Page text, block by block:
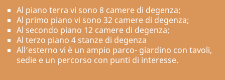
Al piano terra vi sono 8 camere di degenza;
Al primo piano vi sono 32 camere di degenza;
Al secondo piano 12 camere di degenza;
Al terzo piano 4 stanze di degenza
All’esterno vi è un ampio parco- giardino con tavoli,
sedie e un percorso con punti di interesse.